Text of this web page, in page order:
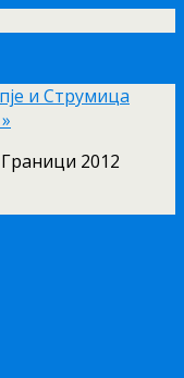
и Струмица
2012